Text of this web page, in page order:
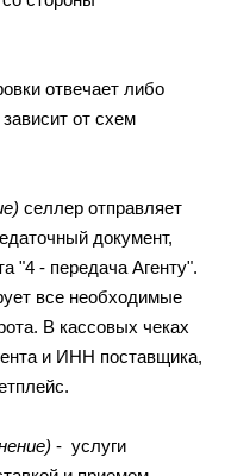
отвечает либо
от схем
селлер отправляет
документ,
"4 - передача Агенту".
все необходимые
В кассовых чеках
и ИНН поставщика,
- услуги